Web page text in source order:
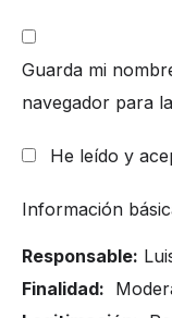
Guarda mi
navegador para
He leído y
Información
Responsable:
Finalidad: